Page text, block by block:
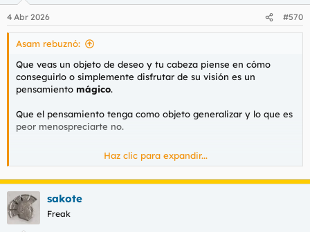
4 Abr 2026 #570
Asam rebuznó:
Que veas un objeto de deseo y tu cabeza piense en cómo
conseguirlo o simplemente disfrutar de su visión es un
pensamiento mágico.
Que el pensamiento tenga como objeto generalizar y lo que es
peor menospreciarte no.
Si, seguramente ese perfil de tia se sienta atraído por un perfil
Haz clic para expandir...
sakote
Freak